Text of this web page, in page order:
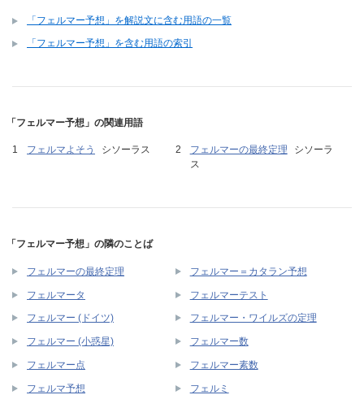
「フェルマー予想」を解説文に含む用語の一覧
「フェルマー予想」を含む用語の索引
「フェルマー予想」の関連用語
フェルマよそう シソーラス フェルマーの最終定理
シソーラ
ス
「フェルマー予想」の隣のことば
フェルマーの最終定理 フェルマー＝カタラン予想
フェルマータ フェルマーテスト
フェルマー (ドイツ) フェルマー・ワイルズの定理
フェルマー (小惑星) フェルマー数
フェルマー点 フェルマー素数
フェルマ予想 フェルミ